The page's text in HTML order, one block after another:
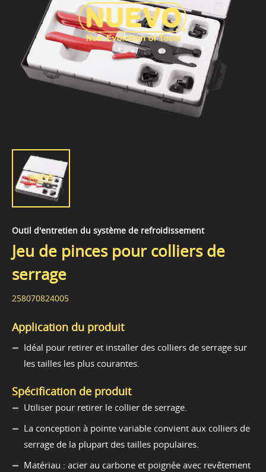
Outil d'entretien du système de refroidissement
Jeu de pinces pour colliers de
serrage
258070824005
Application du produit
Idéal pour retirer et installer des colliers de serrage sur
les tailles les plus courantes.
Spécification de produit
Utiliser pour retirer le collier de serrage.
La conception à pointe variable convient aux colliers de
serrage de la plupart des tailles populaires.
Matériau : acier au carbone et poignée avec revêtement